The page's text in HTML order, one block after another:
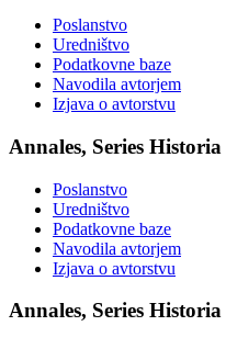
Poslanstvo
Uredništvo
Podatkovne baze
Navodila avtorjem
Izjava o avtorstvu
Annales, Series
Poslanstvo
Uredništvo
Podatkovne baze
Navodila avtorjem
Izjava o avtorstvu
Annales, Series